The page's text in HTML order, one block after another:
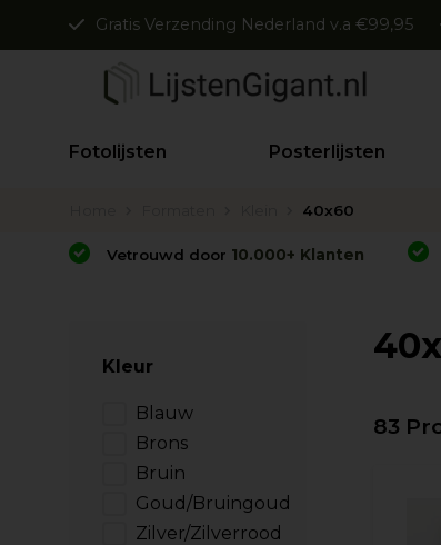
Gratis Verzending Nederland v.a €99,95
Fotolijsten Posterlijsten
40x60
Vetrouwd door 10.000+ Klanten
Kleur
Blauw
Brons
Bruin
Goud/Bruingoud
Zilver/Zilverrood
83